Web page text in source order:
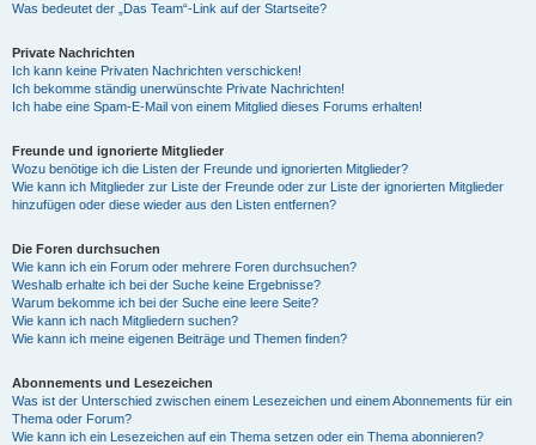
Was bedeutet der „Das Team“-Link auf der Startseite?
Private Nachrichten
Ich kann keine Privaten Nachrichten verschicken!
Ich bekomme ständig unerwünschte Private Nachrichten!
Ich habe eine Spam-E-Mail von einem Mitglied dieses Forums erhalten!
Freunde und ignorierte Mitglieder
Wozu benötige ich die Listen der Freunde und ignorierten Mitglieder?
Wie kann ich Mitglieder zur Liste der Freunde oder zur Liste der ignorierten Mitglieder
hinzufügen oder diese wieder aus den Listen entfernen?
Die Foren durchsuchen
Wie kann ich ein Forum oder mehrere Foren durchsuchen?
Weshalb erhalte ich bei der Suche keine Ergebnisse?
Warum bekomme ich bei der Suche eine leere Seite?
Wie kann ich nach Mitgliedern suchen?
Wie kann ich meine eigenen Beiträge und Themen finden?
Abonnements und Lesezeichen
Was ist der Unterschied zwischen einem Lesezeichen und einem Abonnements für ein
Thema oder Forum?
Wie kann ich ein Lesezeichen auf ein Thema setzen oder ein Thema abonnieren?